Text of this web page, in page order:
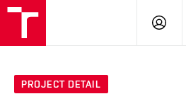
LOG
PROJECT DETAIL